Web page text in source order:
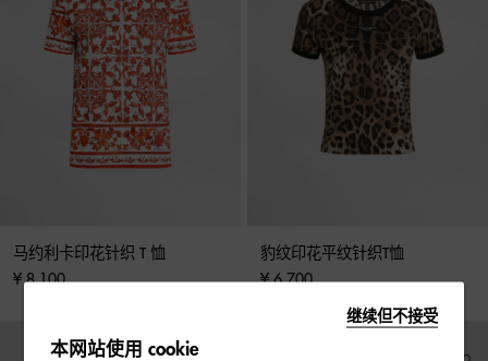
马约利卡印花针织 T 恤
¥ 8,100
豹纹印花平纹针织T恤
¥ 6,700
继续但不接受
本网站使用 cookie